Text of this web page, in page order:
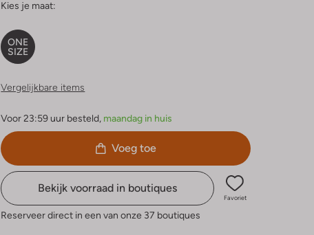
Kies je maat:
ONE
SIZE
Vergelijkbare items
Voor 23:59 uur besteld, maandag in huis
Voeg toe
Bekijk voorraad in boutiques
Favoriet
Reserveer direct in een van onze 37 boutiques